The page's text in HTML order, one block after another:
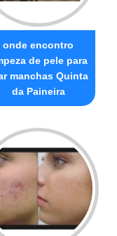
onde encontro
de pele para
manchas Quinta
da Paineira